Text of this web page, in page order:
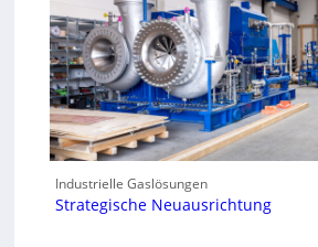
Industrielle Gaslösungen
Strategische Neuausrichtung